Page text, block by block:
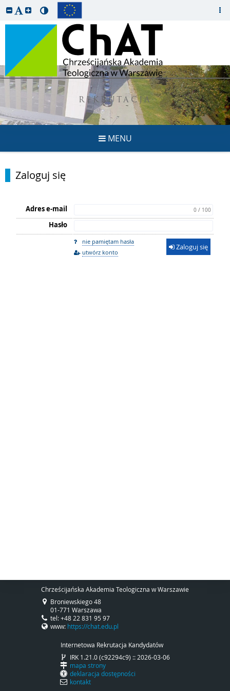
REKRUTACJA
MENU
Zaloguj się
Adres e-mail 0 / 100
Hasło
nie pamiętam hasła
utwórz konto
Zaloguj się
Chrześcijańska Akademia Teologiczna w Warszawie
Broniewskiego 48
01-771 Warszawa
tel: +48 22 831 95 97
www: https://chat.edu.pl
Internetowa Rekrutacja Kandydatów
IRK 1.21.0 (c92294c9) :: 2026-03-06
mapa strony
deklaracja dostępności
kontakt